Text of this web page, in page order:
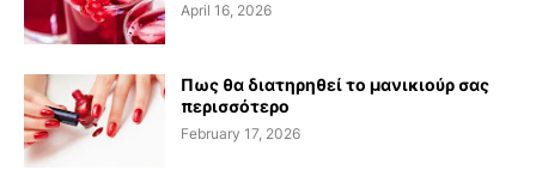
April 16, 2026
Πως θα διατηρηθεί το μανικιούρ σας
περισσότερο
February 17, 2026